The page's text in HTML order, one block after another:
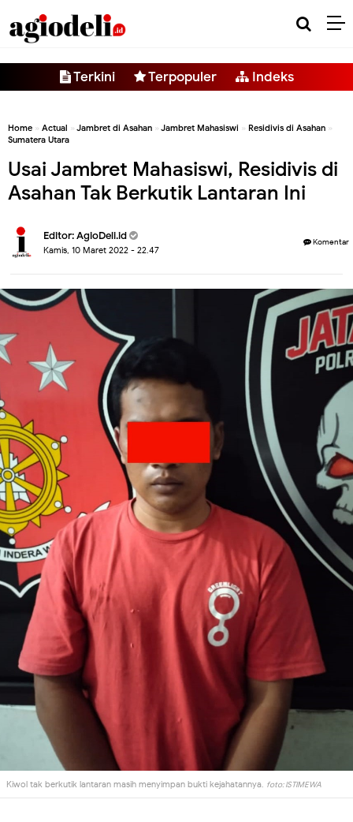
Terkini Terpopuler Indeks
Home » Actual » Jambret di Asahan » Jambret Mahasiswi » Residivis di Asahan »
Sumatera Utara
Usai Jambret Mahasiswi, Residivis di
Asahan Tak Berkutik Lantaran Ini
Editor:AgioDeli.id
Kamis, 10 Maret 2022 - 22.47
Komentar
Kiwol tak berkutik lantaran masih menyimpan bukti kejahatannya. foto: ISTIMEWA